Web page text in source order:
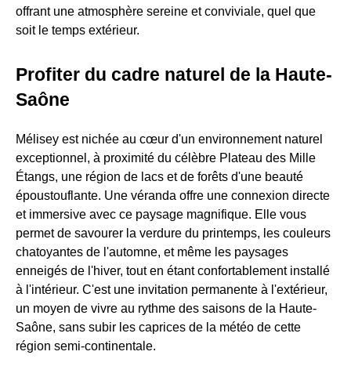
offrant une atmosphère sereine et conviviale, quel que
soit le temps extérieur.
Profiter du cadre naturel de la Haute-
Saône
Mélisey est nichée au cœur d'un environnement naturel
exceptionnel, à proximité du célèbre Plateau des Mille
Étangs, une région de lacs et de forêts d'une beauté
époustouflante. Une véranda offre une connexion directe
et immersive avec ce paysage magnifique. Elle vous
permet de savourer la verdure du printemps, les couleurs
chatoyantes de l'automne, et même les paysages
enneigés de l'hiver, tout en étant confortablement installé
à l'intérieur. C'est une invitation permanente à l'extérieur,
un moyen de vivre au rythme des saisons de la Haute-
Saône, sans subir les caprices de la météo de cette
région semi-continentale.